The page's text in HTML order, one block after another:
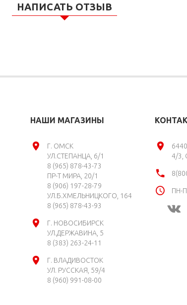
НАПИСАТЬ ОТЗЫВ
НАШИ МАГАЗИНЫ
Г. ОМСК
УЛ.СТЕПАНЦА, 6/1
8 (965) 878-43-73
ПР-Т МИРА, 20/1
8 (906) 197-28-79
УЛ.Б.ХМЕЛЬНИЦКОГО, 164
8 (965) 878-43-93
Г. НОВОСИБИРСК
УЛ.ДЕРЖАВИНА, 5
8 (383) 263-24-11
Г. ВЛАДИВОСТОК
УЛ. РУССКАЯ, 59/4
8 (960) 991-08-00
4/3,
ПН-